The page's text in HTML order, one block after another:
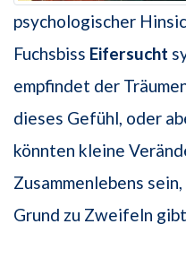
psychologischer
Fuchsbiss Eifersucht
empfindet der
dieses Gefühl, oder
könnten kleine
Zusammenlebens
Grund zu Zweifeln